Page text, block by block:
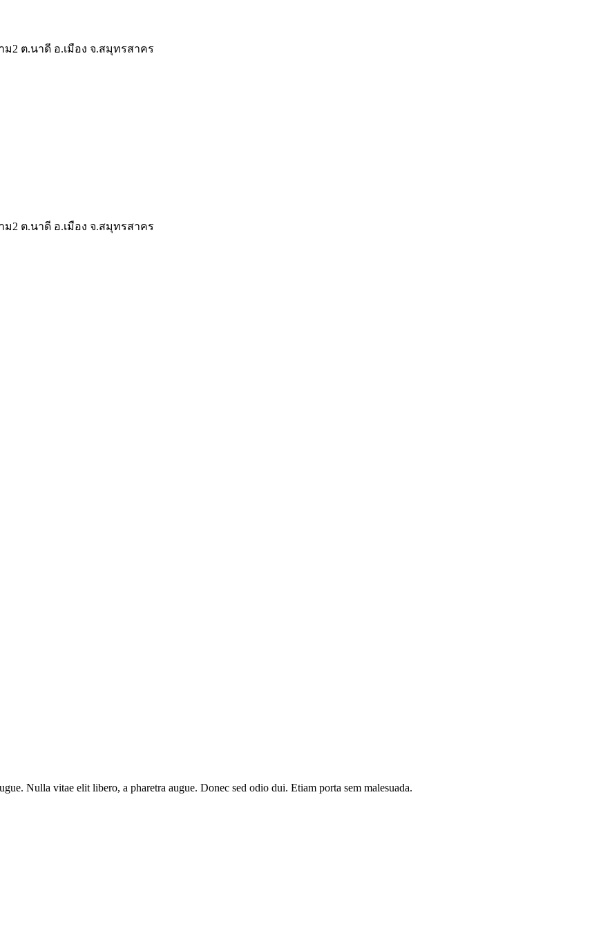
2 ต.นาดี อ.เมือง จ.สมุทรสาคร
2 ต.นาดี อ.เมือง จ.สมุทรสาคร
Nulla vitae elit libero, a pharetra augue. Donec sed odio dui. Etiam porta sem malesuada.